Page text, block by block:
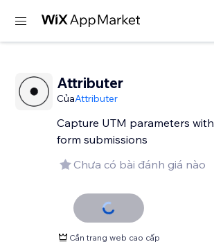
Attributer
CủaAttributer
Capture UTM parameters with
form submissions
Chưa có bài đánh giá nào
Cần trang web cao cấp